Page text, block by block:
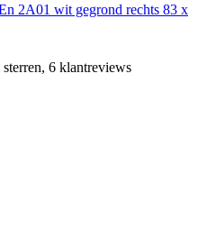
2A01 wit gegrond rechts 83 x
6 klantreviews